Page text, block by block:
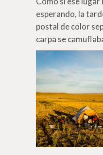
esperando, la
postal de color
carpa se